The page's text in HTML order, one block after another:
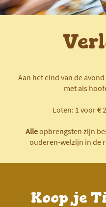
Aan het eind van de
met als
Loten: 1 voor €
Alleopbrengsten zijn
ouderen-welzijn in de
Koop je